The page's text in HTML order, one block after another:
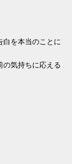
白を本当のことに
気持ちに応える